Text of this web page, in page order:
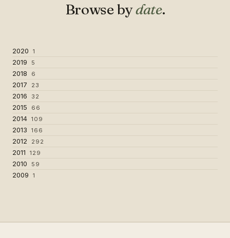
Browse bydate.
2020 1
2019 5
2018 6
2017 23
2016 32
2015 66
2014 109
2013 166
2012 292
2011 129
2010 59
2009 1